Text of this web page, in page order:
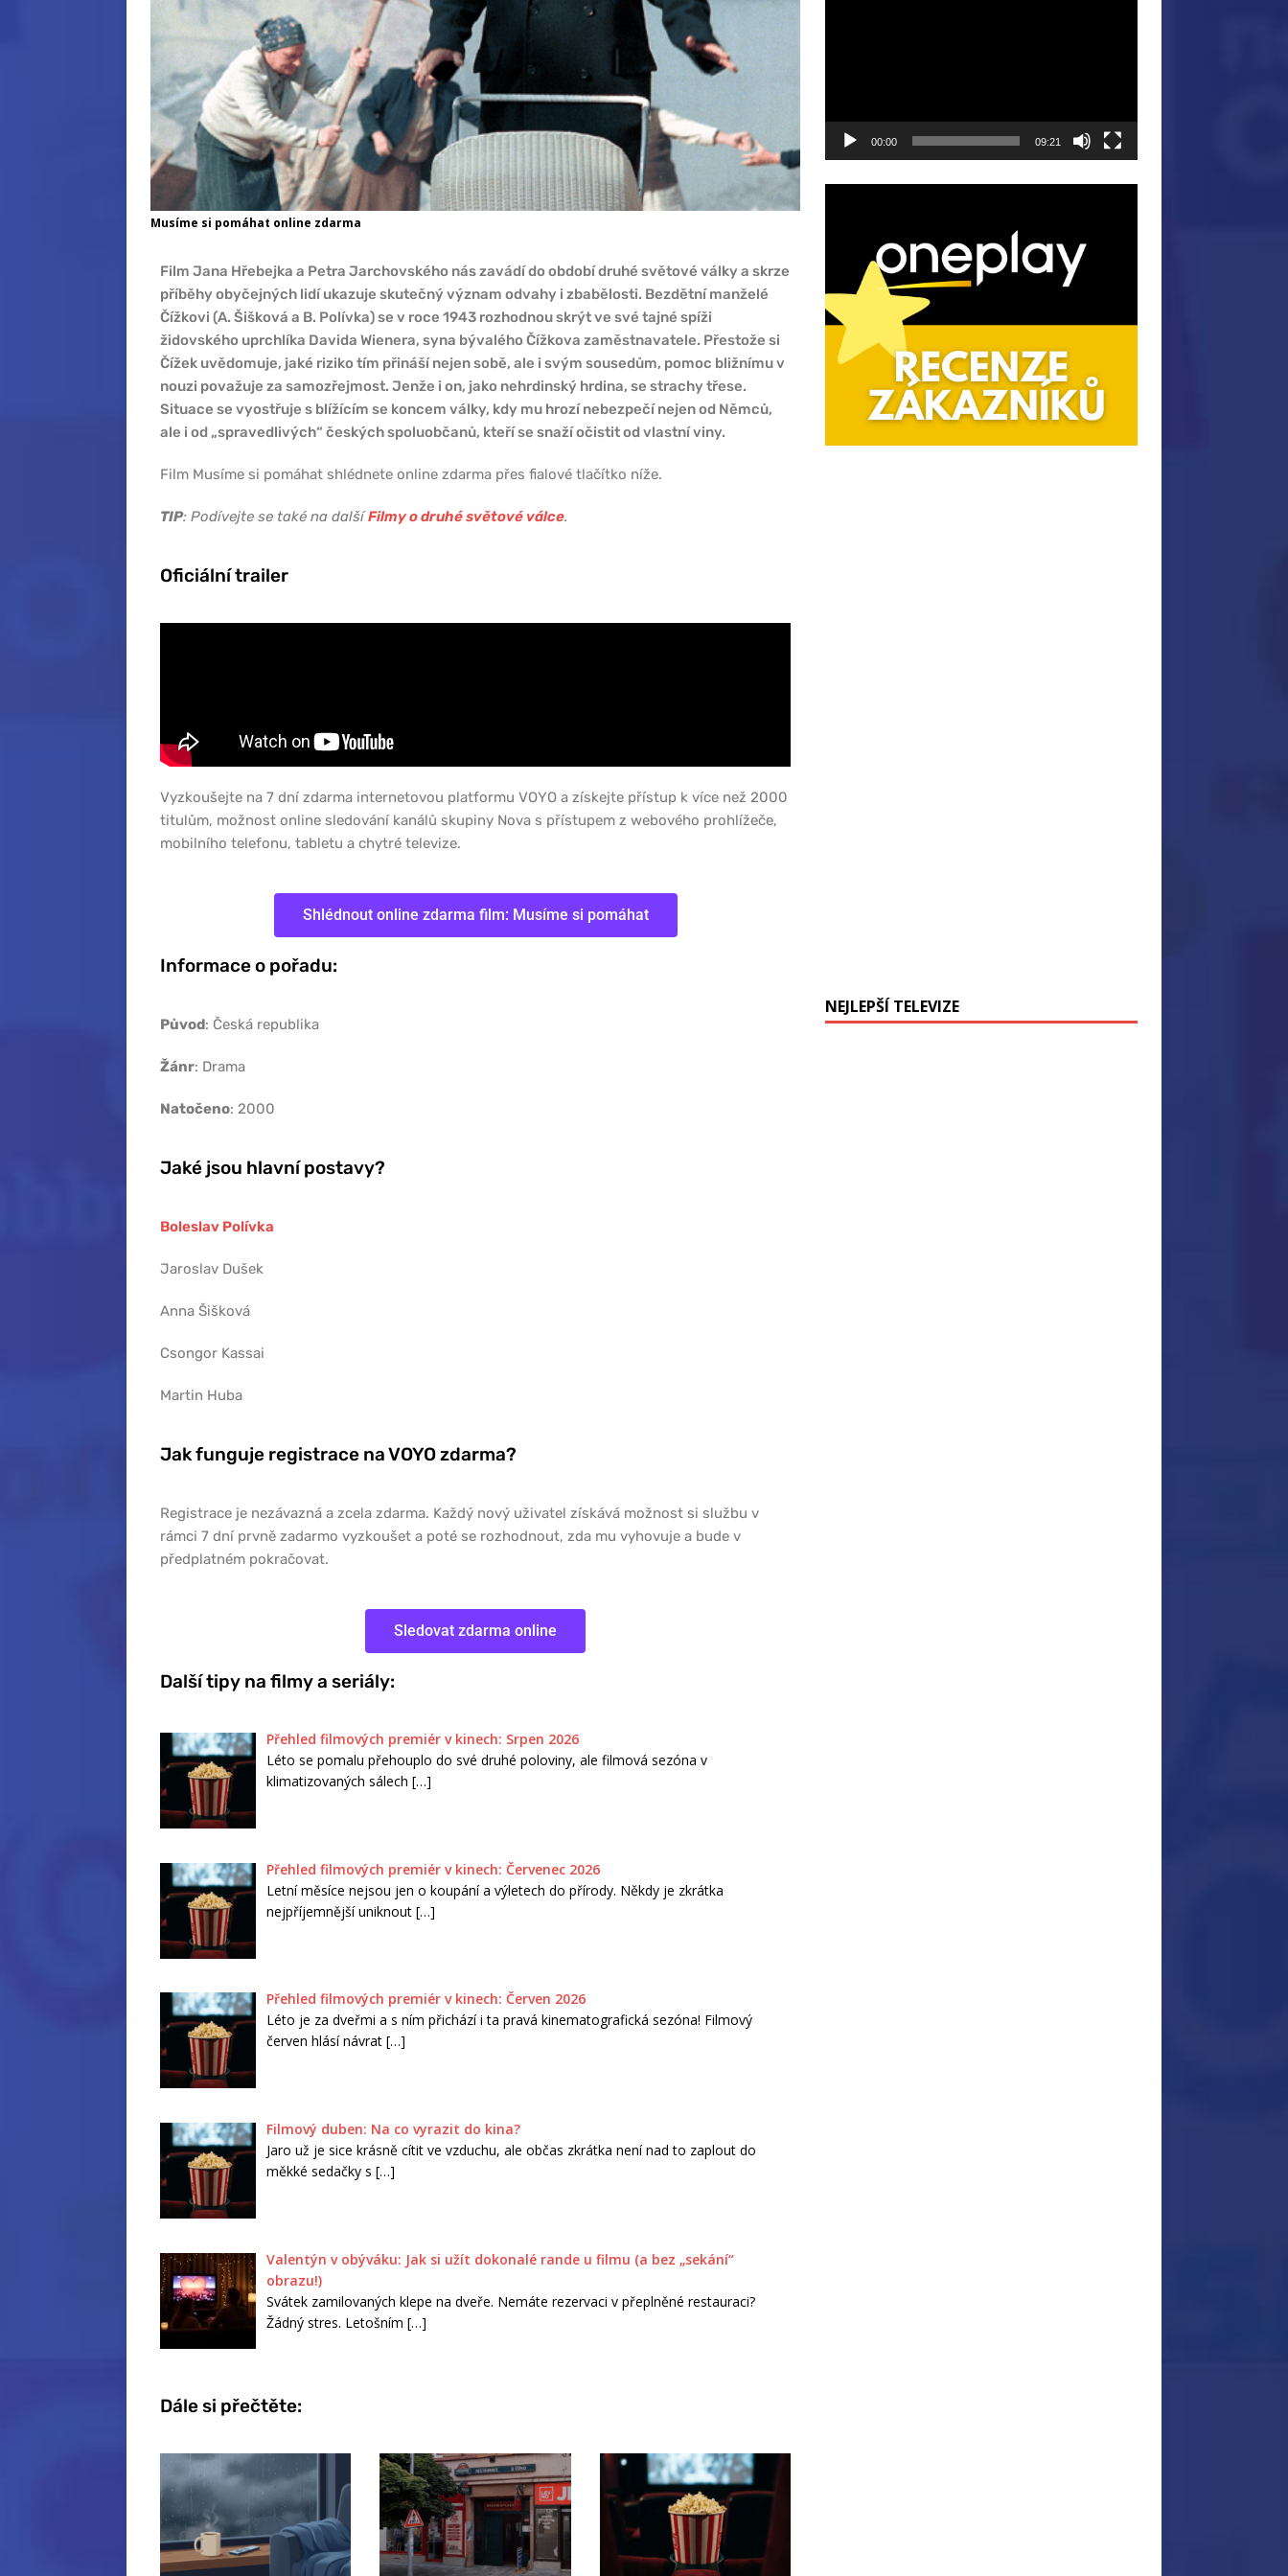
Musíme si pomáhat online zdarma
Film Jana Hřebejka a Petra Jarchovského nás zavádí do období druhé světové války a skrze
příběhy obyčejných lidí ukazuje skutečný význam odvahy i zbabělosti. Bezdětní manželé
Čížkovi (A. Šišková a B. Polívka) se v roce 1943 rozhodnou skrýt ve své tajné spíži
židovského uprchlíka Davida Wienera, syna bývalého Čížkova zaměstnavatele. Přestože si
Čížek uvědomuje, jaké riziko tím přináší nejen sobě, ale i svým sousedům, pomoc bližnímu v
nouzi považuje za samozřejmost. Jenže i on, jako nehrdinský hrdina, se strachy třese.
Situace se vyostřuje s blížícím se koncem války, kdy mu hrozí nebezpečí nejen od Němců,
ale i od „spravedlivých“ českých spoluobčanů, kteří se snaží očistit od vlastní viny.
Film Musíme si pomáhat shlédnete online zdarma přes fialové tlačítko níže.
TIP: Podívejte se také na dalšíFilmy o druhé světové válce.
Oficiální trailer
Vyzkoušejte na 7 dní zdarma internetovou platformu VOYO a získejte přístup k více než 2000
titulům, možnost online sledování kanálů skupiny Nova s přístupem z webového prohlížeče,
mobilního telefonu, tabletu a chytré televize.
Shlédnout online zdarma film: Musíme si pomáhat
Informace o pořadu:
Původ: Česká republika
Žánr: Drama
Natočeno: 2000
Jaké jsou hlavní postavy?
Boleslav Polívka
Jaroslav Dušek
Anna Šišková
Csongor Kassai
Martin Huba
Jak funguje registrace na VOYO zdarma?
Registrace je nezávazná a zcela zdarma. Každý nový uživatel získává možnost si službu v
rámci 7 dní prvně zadarmo vyzkoušet a poté se rozhodnout, zda mu vyhovuje a bude v
předplatném pokračovat.
Sledovat zdarma online
Další tipy na filmy a seriály:
Přehled filmových premiér v kinech: Srpen 2026
Léto se pomalu přehouplo do své druhé poloviny, ale filmová sezóna v
klimatizovaných sálech […]
Přehled filmových premiér v kinech: Červenec 2026
Letní měsíce nejsou jen o koupání a výletech do přírody. Někdy je zkrátka
nejpříjemnější uniknout […]
Přehled filmových premiér v kinech: Červen 2026
Léto je za dveřmi a s ním přichází i ta pravá kinematografická sezóna! Filmový
červen hlásí návrat […]
Filmový duben: Na co vyrazit do kina?
Jaro už je sice krásně cítit ve vzduchu, ale občas zkrátka není nad to zaplout do
měkké sedačky s […]
Valentýn v obýváku: Jak si užít dokonalé rande u filmu (a bez „sekání“
obrazu!)
Svátek zamilovaných klepe na dveře. Nemáte rezervaci v přeplněné restauraci?
Žádný stres. Letošním […]
Dále si přečtěte:
00:00 09:21
NEJLEPŠÍ TELEVIZE